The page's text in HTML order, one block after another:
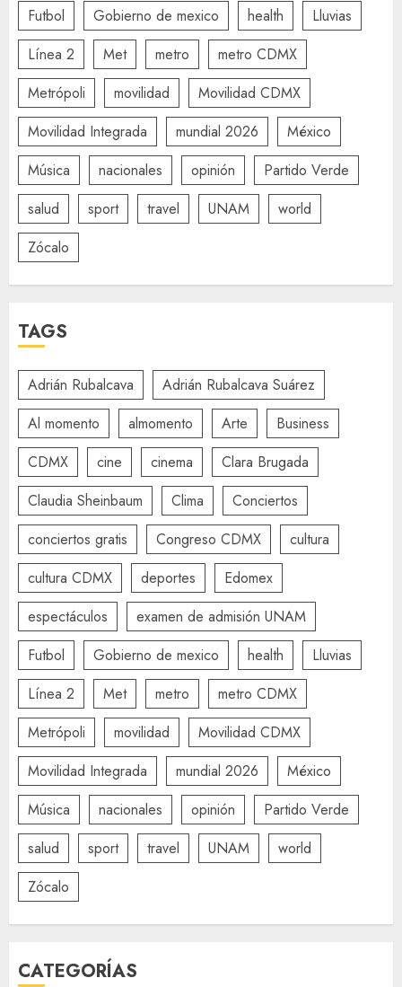
Futbol Gobierno de mexico health
Lluvias
Línea 2
Met metro
metro CDMX
Metrópoli
movilidad
Movilidad CDMX
Movilidad Integrada
mundial 2026
México
Música
nacionales opinión
Partido Verde
salud
sport travel UNAM
world
Zócalo
TAGS
Adrián Rubalcava
Adrián Rubalcava Suárez
Al momento
almomento Arte
Business
CDMX
cine cinema
Clara Brugada
Claudia Sheinbaum
Clima
Conciertos
conciertos gratis
Congreso CDMX
cultura
cultura CDMX
deportes
Edomex
espectáculos
examen de admisión UNAM
Futbol
Gobierno de mexico health
Lluvias
Línea 2
Met metro
metro CDMX
Metrópoli
movilidad
Movilidad CDMX
Movilidad Integrada
mundial 2026
México
Música
nacionales opinión
Partido Verde
salud
sport travel UNAM
world
Zócalo
CATEGORÍAS